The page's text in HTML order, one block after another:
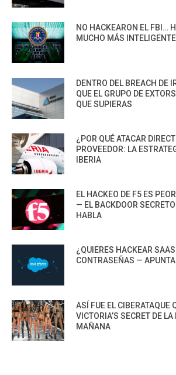
NO HACKEARON EL FBI…
MUCHO MÁS INTELIGENTE
DENTRO DEL BREACH DE
QUE EL GRUPO DE
QUE SUPIERAS
¿POR QUÉ ATACAR
PROVEEDOR: LA
IBERIA
EL HACKEO DE F5 ES
— EL BACKDOOR
HABLA
¿QUIERES HACKEAR
CONTRASEÑAS —
ASÍ FUE EL CIBERATAQUE
VICTORIA’S SECRET DE
MAÑANA